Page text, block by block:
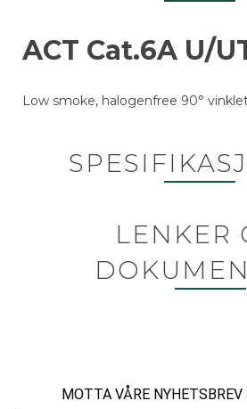
ACT Cat.6A U/
Low smoke, halogenfree 90°
LENKER
MOTTA VÅRE